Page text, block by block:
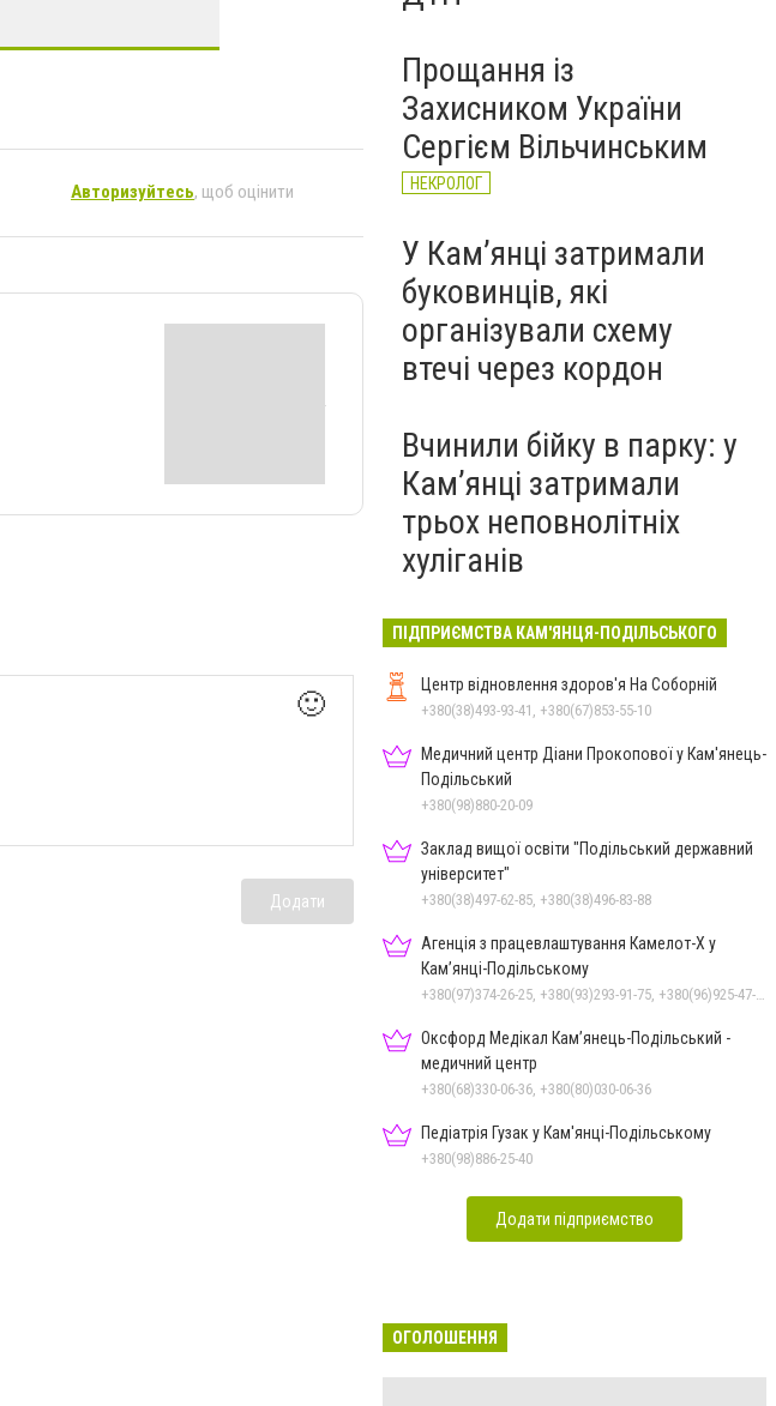
Авторизуйтесь, щоб оцінити
🙂
Додати
Прощання із
Захисником України
Сергієм Вільчинським
НЕКРОЛОГ
У Кам’янці затримали
буковинців, які
організували схему
втечі через кордон
Вчинили бійку в парку: у
Кам’янці затримали
трьох неповнолітніх
хуліганів
ПІДПРИЄМСТВА КАМ'ЯНЦЯ-ПОДІЛЬСЬКОГО
Центр відновлення здоров'я На Соборній
+380(38)493-93-41, +380(67)853-55-10
Медичний центр Діани Прокопової у Кам'янець-
Подільський
+380(98)880-20-09
Заклад вищої освіти "Подільський державний
університет"
+380(38)497-62-85, +380(38)496-83-88
Агенція з працевлаштування Камелот-Х у
Кам’янці-Подільському
+380(97)374-26-25, +380(93)293-91-75, +380(96)925-47-71, +380(73)327-54-83
Оксфорд Медікал Кам’янець-Подільський -
медичний центр
+380(68)330-06-36, +380(80)030-06-36
Педіатрія Гузак у Кам'янці-Подільському
+380(98)886-25-40
Додати підприємство
ОГОЛОШЕННЯ